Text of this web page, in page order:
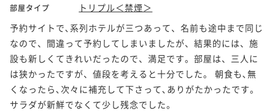
部屋タイプ
トリプル＜禁煙＞
予約サイトで､系列ホテルが三つあって、名前も途中まで同じ
なので、間違って予約してしまいましたが、結果的には、施
設も新しくてきれいだったので、満足です。部屋は、三人に
は狭かったですが、値段を考えると十分でした。 朝食も､無
くなったら､次々に補充して下さって､ありがたかったです。
サラダが新鮮でなくて少し残念でした。